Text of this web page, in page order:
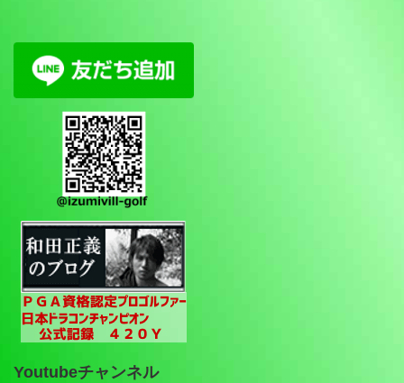
Youtubeチャンネル